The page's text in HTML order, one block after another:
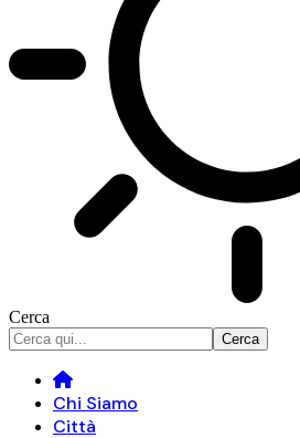
Cerca
Chi Siamo
Città